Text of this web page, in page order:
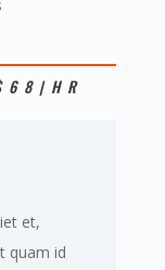
et,
quam id